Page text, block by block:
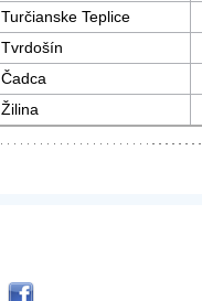
Turčianske Teplice
Tvrdošín
Čadca
Žilina